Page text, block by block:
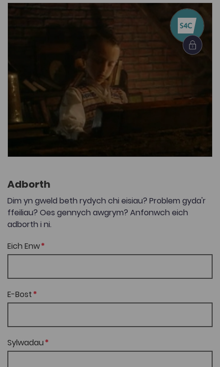
Adborth
Dim yn gweld beth rydych chi eisiau? Problem gyda'r
ffeiliau? Oes gennych awgrym? Anfonwch eich
adborth i ni.
Eich Enw
E-Bost
Sylwadau